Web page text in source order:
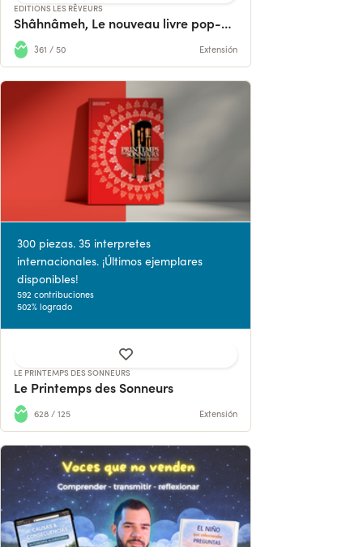
EDITIONS LES RÊVEURS
Shâhnâmeh, Le nouveau livre pop-up d'Hamid Rahmanian
361 / 50 Extensión
300 piezas. 35 interpretes
internacionales. ¡Últimos ejemplares
disponibles!
592 contribuciones
502% logrado
LE PRINTEMPS DES SONNEURS
Le Printemps des Sonneurs
628 / 125 Extensión